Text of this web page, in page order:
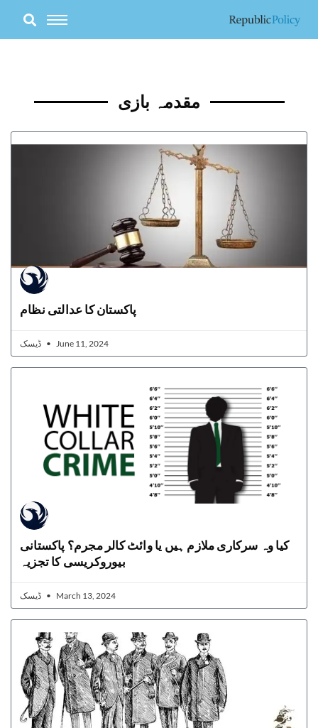
content
مقدمہ بازی
پاکستان کا عدالتی نظام
June 11, 2024
کیا وہ سرکاری ملازم ہیں یا وائٹ کالر مجرم؟ پاکستانی
بیوروکریسی کا تجزیہ
March 13, 2024